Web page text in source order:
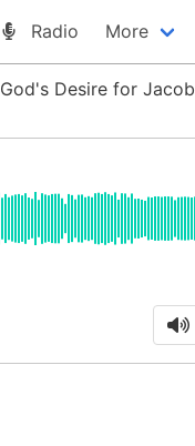
Radio More
God's Desire for Jacob